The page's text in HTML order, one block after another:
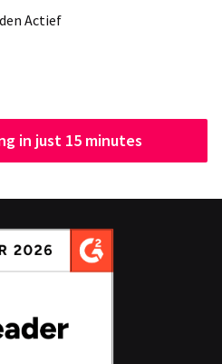
Actief
in just 15 minutes